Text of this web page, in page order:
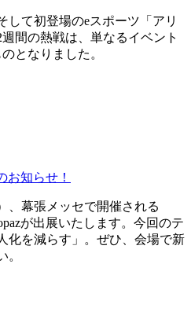
して初登場のeスポーツ「アリ
間の熱戦は、単なるイベント
となりました。
お知らせ！
、幕張メッセで開催される
が出展いたします。今回のテ
化を減らす」。ぜひ、会場で新
。